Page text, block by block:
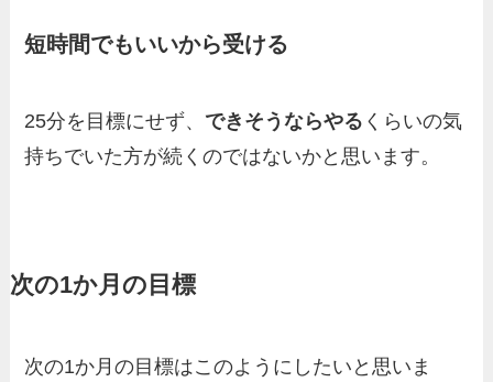
短時間でもいいから受ける
25分を目標にせず、 できそうならやる くらいの気
持ちでいた方が続くのではないかと思います。
次の1か月の目標
次の1か月の目標はこのようにしたいと思いま